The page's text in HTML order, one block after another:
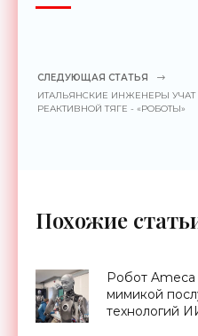
СЛЕДУЮЩАЯ СТАТЬЯ
ИТАЛЬЯНСКИЕ ИНЖЕНЕРЫ УЧАТ
РЕАКТИВНОЙ ТЯГЕ - «РОБОТЫ»
Похожие
Робот Ameca
мимикой
технологий